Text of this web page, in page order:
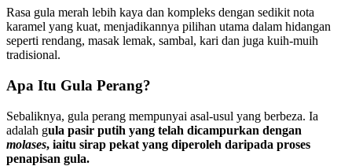
Rasa gula merah lebih kaya dan kompleks dengan sedikit nota
karamel yang kuat, menjadikannya pilihan utama dalam hidangan
seperti rendang, masak lemak, sambal, kari dan juga kuih-muih
tradisional.
Apa Itu Gula Perang?
Sebaliknya, gula perang mempunyai asal-usul yang berbeza. Ia
adalah gula pasir putih yang telah dicampurkan dengan
molases, iaitu sirap pekat yang diperoleh daripada proses
penapisan gula.